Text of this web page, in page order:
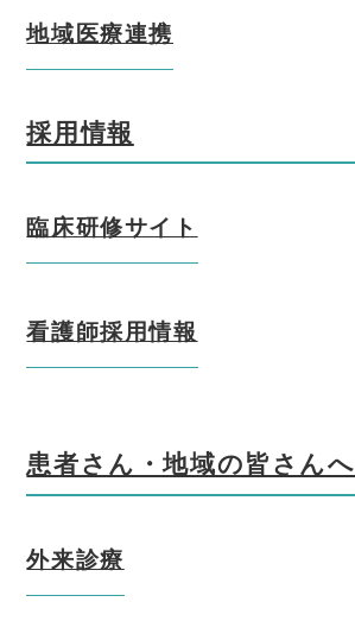
地域医療連携
採用情報
臨床研修サイト
看護師採用情報
患者さん・地域の皆さんへ
外来診療